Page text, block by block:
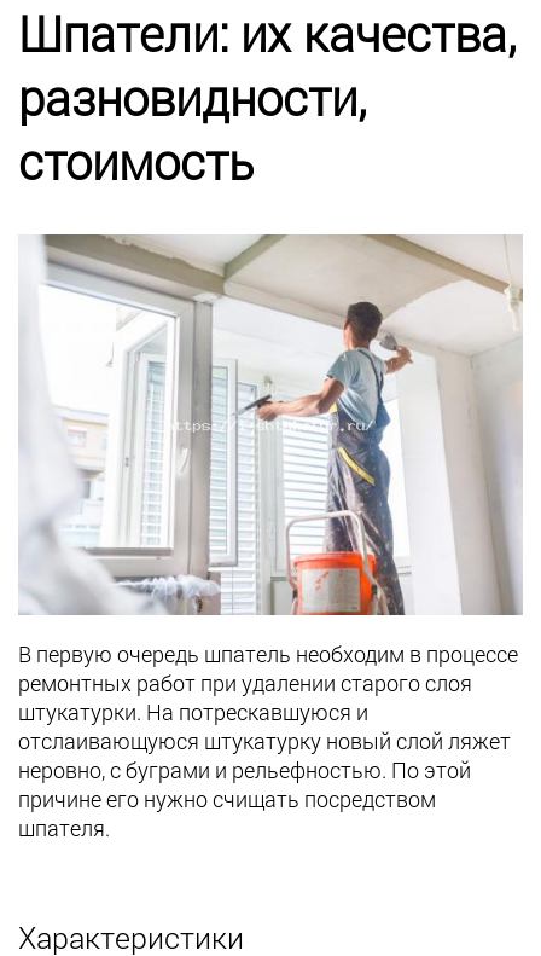
Цены
Энциклопедия ремонта
Контакты
Шпатели: их качества,
разновидности,
стоимость
В первую очередь шпатель необходим в процессе
ремонтных работ при удалении старого слоя
штукатурки. На потрескавшуюся и
отслаивающуюся штукатурку новый слой ляжет
неровно, с буграми и рельефностью. По этой
причине его нужно счищать посредством
шпателя.
Характеристики